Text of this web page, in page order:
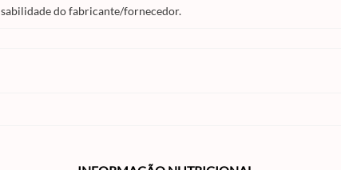
do fabricante/fornecedor.